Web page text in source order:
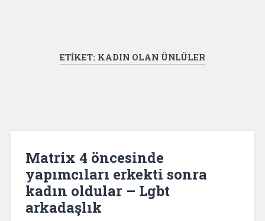
ETIKET: KADIN OLAN ÜNLÜLER
Matrix 4 öncesinde
yapımcıları erkekti sonra
kadın oldular – Lgbt
arkadaşlık